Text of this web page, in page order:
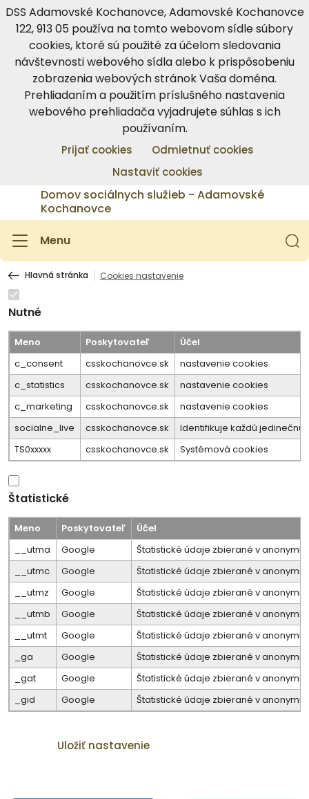
DSS Adamovské Kochanovce, Adamovské Kochanovce
122, 913 05 používa na tomto webovom sídle súbory
cookies, ktoré sú použité za účelom sledovania
návštevnosti webového sídla alebo k prispôsobeniu
zobrazenia webových stránok Vaša doména.
Prehliadaním a použitím príslušného nastavenia
webového prehliadača vyjadrujete súhlas s ich
používaním.
Prijať cookies
Odmietnuť cookies
Nastaviť cookies
Domov sociálnych služieb - Adamovské
Kochanovce
Menu
Hlavná stránka Cookies nastavenie
Nutné
Meno Poskytovateľ
Účel
c_consent
csskochanovce.sk
nastavenie cookies
c_statistics
csskochanovce.sk
nastavenie cookies
c_marketing
csskochanovce.sk
nastavenie cookies
socialne_live
csskochanovce.sk
Identifikuje každú
TS0xxxxx
csskochanovce.sk Systémová cookies
Štatistické
Meno Poskytovateľ
Účel
__utma
Google
Štatistické údaje zbierané v
__utmc
Google
Štatistické údaje zbierané v
__utmz
Google
Štatistické údaje zbierané v
__utmb
Google
Štatistické údaje zbierané v
__utmt
Google
Štatistické údaje zbierané v
_ga
Google
Štatistické údaje zbierané v
_gat
Google
Štatistické údaje zbierané v
_gid
Google Štatistické údaje zbierané v